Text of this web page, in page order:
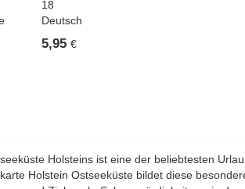
18
Deutsch
5,95 €
Holsteins ist eine der beliebtesten
Holstein Ostseeküste bildet diese